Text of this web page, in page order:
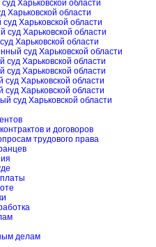
Харьковской области
Харьковской области
Харьковской области
суд Харьковской области
Харьковской области
суд Харьковской области
Харьковской области
Харьковской области
Харьковской области
Харьковской области
суд Харьковской области
и договоров
трудового права
делам